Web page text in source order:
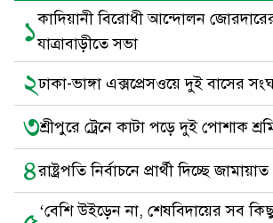
১কাদিয়ানী বিরোধী আন্দোলন
যাত্রাবাড়ীতে সভা
২ঢাকা-ভাঙ্গা এক্সপ্রেসওয়ে দুই বাসের
৩শ্রীপুরে ট্রেনে কাটা পড়ে দুই পোশাক
৪রাষ্ট্রপতি নির্বাচনে প্রার্থী দিচ্ছে জামায়াত
‘বেশি উইড়েন না, শেষবিদায়ের সব